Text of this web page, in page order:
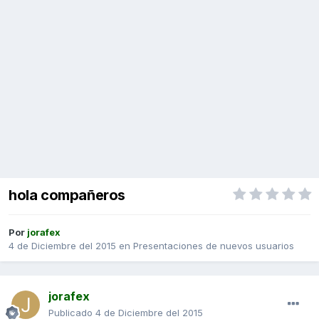
hola compañeros
Por jorafex
4 de Diciembre del 2015 en Presentaciones de nuevos usuarios
jorafex
Publicado 4 de Diciembre del 2015